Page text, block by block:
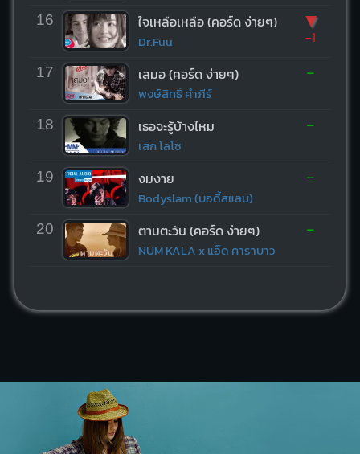
16 ใจเหลือเหลือ (คอร์ด ง่ายๆ)
Dr.Fuu
▼
-1
17 เสมอ (คอร์ด ง่ายๆ)
พงษ์สิทธิ์ คำภีร์
-
18 เธอจะรู้บ้างไหม
เสก โลโซ
-
19 งมงาย
Bodyslam (บอดี้สแลม)
-
20 ตามตะวัน (คอร์ด ง่ายๆ)
NUM KALA x แอ๊ด คาราบาว
-